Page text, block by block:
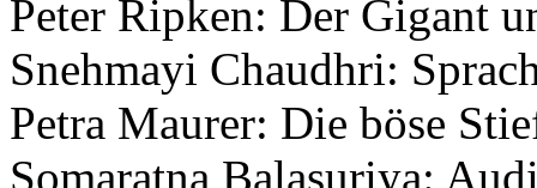
Peter Ripken: Der Gigant
Snehmayi Chaudhri:
Petra Maurer: Die böse
Somaratna Balasuriya: